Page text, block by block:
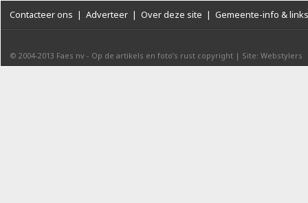
Contacteer ons | Adverteer | Over deze site | Gemeente-info & links
© 2004-2013 Faes nv - Op de artikels en foto’s rust copyright | Site: Webstylers